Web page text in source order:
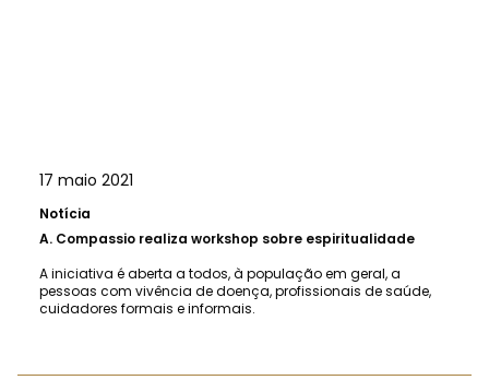
17 maio 2021
Notícia
A. Compassio realiza workshop sobre espiritualidade
A iniciativa é aberta a todos, à população em geral, a
pessoas com vivência de doença, profissionais de saúde,
cuidadores formais e informais.